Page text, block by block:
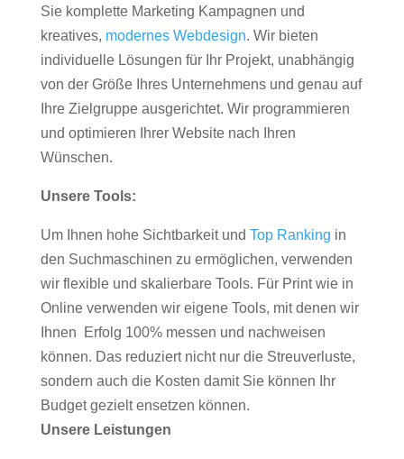
Sie komplette Marketing Kampagnen und
kreatives, modernes Webdesign. Wir bieten
individuelle Lösungen für Ihr Projekt, unabhängig
von der Größe Ihres Unternehmens und genau auf
Ihre Zielgruppe ausgerichtet. Wir programmieren
und optimieren Ihrer Website nach Ihren
Wünschen.
Unsere Tools:
Um Ihnen hohe Sichtbarkeit und Top Ranking in
den Suchmaschinen zu ermöglichen, verwenden
wir flexible und skalierbare Tools. Für Print wie in
Online verwenden wir eigene Tools, mit denen wir
Ihnen Erfolg 100% messen und nachweisen
können. Das reduziert nicht nur die Streuverluste,
sondern auch die Kosten damit Sie können Ihr
Budget gezielt ensetzen können.
Unsere Leistungen